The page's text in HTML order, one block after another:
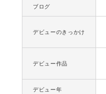
ブログ
デビューのきっかけ
デビュー作品
デビュー年